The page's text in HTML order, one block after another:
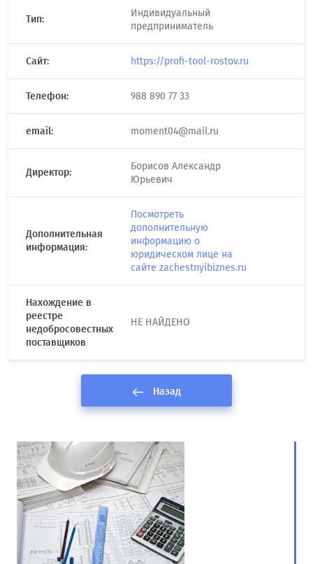
Тип:
Индивидуальный
предприниматель
Сайт: https://profi-tool-rostov.ru
Телефон: 988 890 77 33
email: moment04@mail.ru
Директор:
Борисов Александр
Юрьевич
Дополнительная
информация:
Посмотреть
дополнительную
информацию о
юридическом лице на
сайте zachestnyibiznes.ru
Нахождение в
реестре
недобросовестных
поставщиков
НЕ НАЙДЕНО
Назад